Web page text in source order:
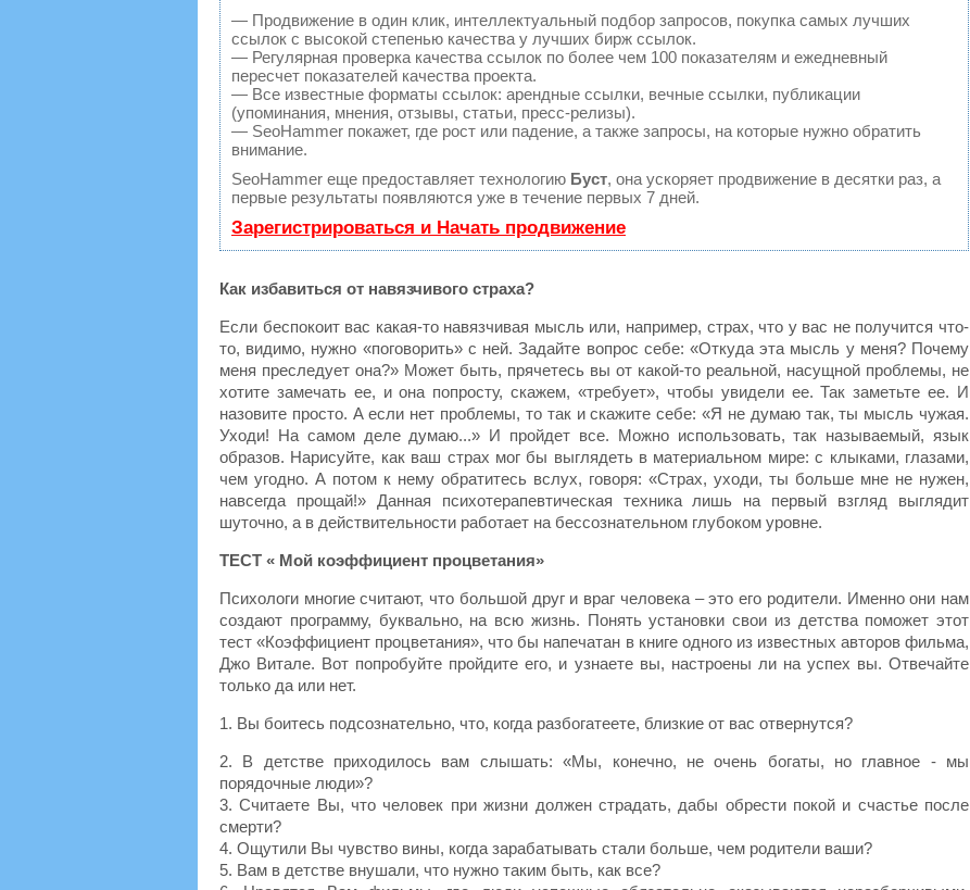
— Продвижение в один клик, интеллектуальный подбор запросов, покупка самых лучших
ссылок с высокой степенью качества у лучших бирж ссылок.
— Регулярная проверка качества ссылок по более чем 100 показателям и ежедневный
пересчет показателей качества проекта.
— Все известные форматы ссылок: арендные ссылки, вечные ссылки, публикации
(упоминания, мнения, отзывы, статьи, пресс-релизы).
— SeoHammer покажет, где рост или падение, а также запросы, на которые нужно обратить
внимание.
SeoHammer еще предоставляет технологию Буст, она ускоряет продвижение в десятки раз, а
первые результаты появляются уже в течение первых 7 дней.
Зарегистрироваться и Начать продвижение
Как избавиться от навязчивого страха?
Если беспокоит вас какая-то навязчивая мысль или, например, страх, что у вас не получится что-
то, видимо, нужно «поговорить» с ней. Задайте вопрос себе: «Откуда эта мысль у меня? Почему
меня преследует она?» Может быть, прячетесь вы от какой-то реальной, насущной проблемы, не
хотите замечать ее, и она попросту, скажем, «требует», чтобы увидели ее. Так заметьте ее. И
назовите просто. А если нет проблемы, то так и скажите себе: «Я не думаю так, ты мысль чужая.
Уходи! На самом деле думаю...» И пройдет все. Можно использовать, так называемый, язык
образов. Нарисуйте, как ваш страх мог бы выглядеть в материальном мире: с клыками, глазами,
чем угодно. А потом к нему обратитесь вслух, говоря: «Страх, уходи, ты больше мне не нужен,
навсегда прощай!» Данная психотерапевтическая техника лишь на первый взгляд выглядит
шуточно, а в действительности работает на бессознательном глубоком уровне.
ТЕСТ « Мой коэффициент процветания»
Психологи многие считают, что большой друг и враг человека – это его родители. Именно они нам
создают программу, буквально, на всю жизнь. Понять установки свои из детства поможет этот
тест «Коэффициент процветания», что бы напечатан в книге одного из известных авторов фильма,
Джо Витале. Вот попробуйте пройдите его, и узнаете вы, настроены ли на успех вы. Отвечайте
только да или нет.
1. Вы боитесь подсознательно, что, когда разбогатеете, близкие от вас отвернутся?
2. В детстве приходилось вам слышать: «Мы, конечно, не очень богаты, но главное - мы
порядочные люди»?
3. Считаете Вы, что человек при жизни должен страдать, дабы обрести покой и счастье после
смерти?
4. Ощутили Вы чувство вины, когда зарабатывать стали больше, чем родители ваши?
5. Вам в детстве внушали, что нужно таким быть, как все?